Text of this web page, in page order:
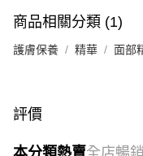
每筆HK$30.00，滿
門市自取
其他地區配送
商品相關分類 (1)
護膚保養 精華 面部
評價
本分類熱賣全店暢